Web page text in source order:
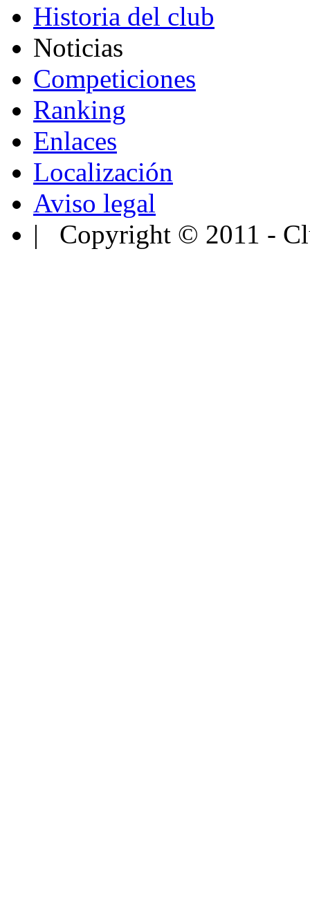
Historia del club
Noticias
Competiciones
Ranking
Enlaces
Localización
Aviso legal
| Copyright © 2011 -